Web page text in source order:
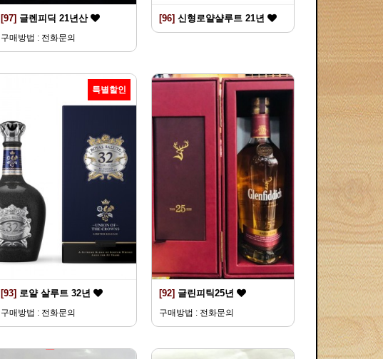
[97] 글렌피딕 21년산
구매방법 : 전화문의
[96] 신형로얄샬루트 21년
특별할인
[93] 로얄 살루트 32년
구매방법 : 전화문의
[92]글린피틱25년
구매방법 : 전화문의